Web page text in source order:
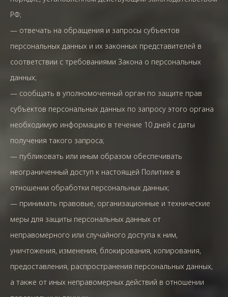
РФ;
— отвечать на обращения и запросы субъектов
персональных данных и их законных представителей в
соответствии с требованиями Закона о персональных
данных;
— сообщать в уполномоченный орган по защите прав
субъектов персональных данных по запросу этого органа
необходимую информацию в течение 10 дней с даты
получения такого запроса;
— публиковать или иным образом обеспечивать
неограниченный доступ к настоящей Политике в
отношении обработки персональных данных;
— принимать правовые, организационные и технические
меры для защиты персональных данных от
неправомерного или случайного доступа к ним,
уничтожения, изменения, блокирования, копирования,
предоставления, распространения персональных данных,
а также от иных неправомерных действий в отношении